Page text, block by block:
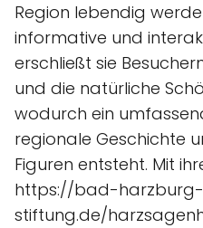
Region lebendig
informative und
erschließt sie
und die natürliche
wodurch ein
regionale Geschichte
Figuren entsteht. Mit
https://bad-harzburg-
stiftung.de/